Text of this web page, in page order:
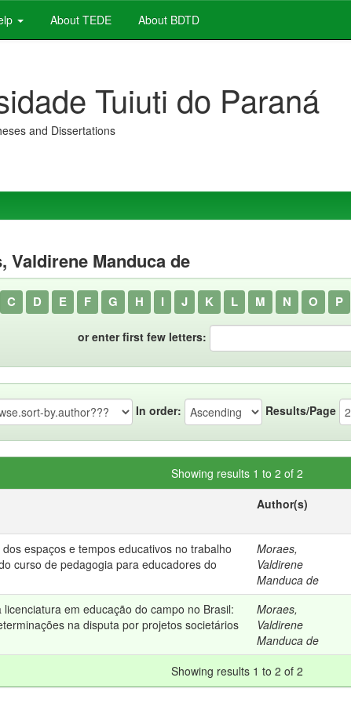
About TEDE About BDTD
Tuiuti do Paraná
and Dissertations
Valdirene Manduca de
C D E F G H I J K L M N O P
or enter first few letters:
In order: Results/Page
Showing results 1 to 2 of 2
Author(s)
espaços e tempos educativos no trabalho
curso de pedagogia para educadores do
Moraes,
Valdirene
Manduca de
licenciatura em educação do campo no Brasil:
na disputa por projetos societários
Moraes,
Valdirene
Manduca de
Showing results 1 to 2 of 2